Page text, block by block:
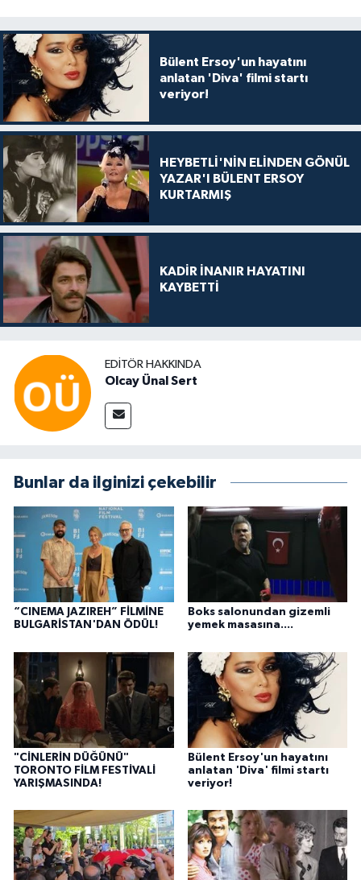
Bülent Ersoy'un hayatını
anlatan 'Diva' filmi startı
veriyor!
HEYBETLİ'NİN ELİNDEN GÖNÜL
YAZAR'I BÜLENT ERSOY
KURTARMIŞ
KADİR İNANIR HAYATINI
KAYBETTİ
EDITÖR HAKKINDA
Olcay Ünal Sert
Bunlar da ilginizi çekebilir
“CINEMA JAZIREH” FİLMİNE
BULGARİSTAN'DAN ÖDÜL!
Boks salonundan gizemli
yemek masasına....
"CİNLERİN DÜĞÜNÜ"
TORONTO FİLM FESTİVALİ
YARIŞMASINDA!
Bülent Ersoy'un hayatını
anlatan 'Diva' filmi startı
veriyor!